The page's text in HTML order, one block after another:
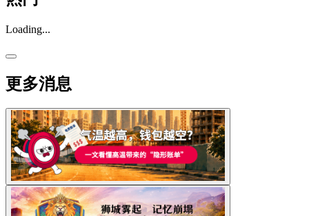
Loading...
更多消息